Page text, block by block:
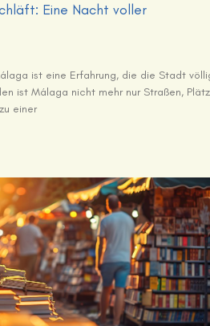
Eine Nacht voller
ist eine Erfahrung, die die Stadt
ist Málaga nicht mehr nur Straßen,
einer